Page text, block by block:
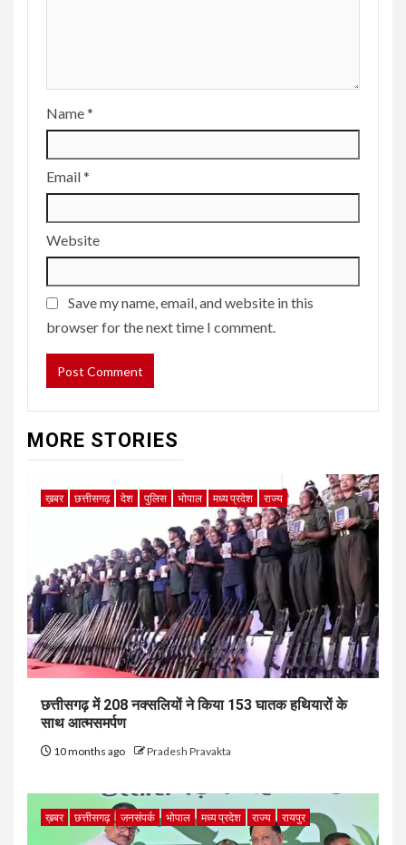
Name*
Email*
Website
Save my name, email, and website in this
browser for the next time I comment.
MORE STORIES
ख़बर छत्तीसगढ़ देश पुलिस भोपाल मध्य प्रदेश राज्य
छत्तीसगढ़ में 208 नक्सलियों ने किया 153 घातक हथियारों के
साथ आत्मसमर्पण
10 months ago Pradesh Pravakta
ख़बर छत्तीसगढ़ जनसंपर्क भोपाल मध्य प्रदेश राज्य रायपुर